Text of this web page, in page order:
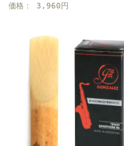
価格： 3,960円